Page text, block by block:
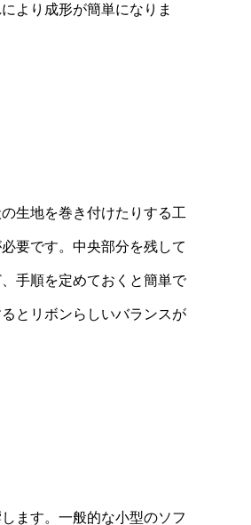
より成形が簡単になりま
生地を巻き付けたりする工
要です。中央部分を残して
手順を定めておくと簡単で
とリボンらしいバランスが
ます。一般的な小型のソフ